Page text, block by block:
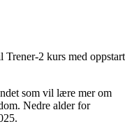
2 kurs med
som vil lære mer om
Nedre alder for